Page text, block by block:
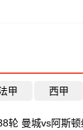
甲 西甲
轮 曼城vs阿斯